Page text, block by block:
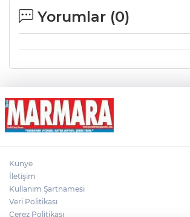
Yorumlar (0)
Künye
İletişim
Kullanım Şartnamesi
Veri Politikası
Çerez Politikası